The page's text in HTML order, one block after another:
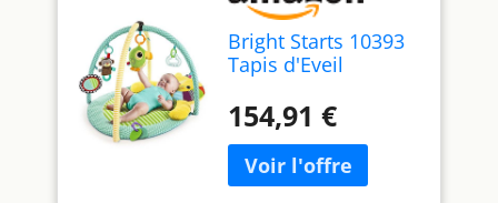
Bright Starts 10393
Tapis d'Eveil
154,91 €